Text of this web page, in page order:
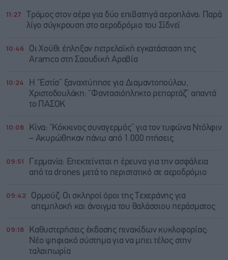
11:27
Τρόμος στον αέρα για δύο επιβατηγά αεροπλάνα: Παρά
λίγο σύγκρουση στο αεροδρόμιο του Σίδνεϊ
10:46
Οι Χούθι έπληξαν πετρελαϊκή εγκατάσταση της
Aramco στη Σαουδική Αραβία
10:24
Η “Εστία” ξαναχτύπησε για Διαμαντοπούλου,
Χριστοδουλάκη: “Φαντασιόπληκτο ρεπορτάζ” απαντά
το ΠΑΣΟΚ
10:08
Κίνα: “Κόκκινος συναγερμός” για τον τυφώνα Ντόλφιν
– Ακυρώθηκαν πάνω από 1.000 πτήσεις
09:51
Γερμανία: Επεκτείνεται η έρευνα για την ασφάλεια
από τα drones μετά το περιστατικό σε αεροδρόμιο
09:42
Ορμούζ: Οι σκληροί όροι της Τεχεράνης για
απεμπλοκή και άνοιγμα του θαλάσσιου περάσματος
09:18
Καθυστερήσεις έκδοσης πινακίδων κυκλοφορίας:
Νέο ψηφιακό σύστημα για να μπει τέλος στην
ταλαιπωρία